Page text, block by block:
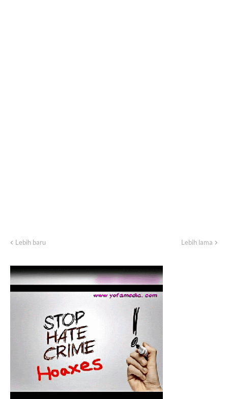
Lebih baru Lebih lama